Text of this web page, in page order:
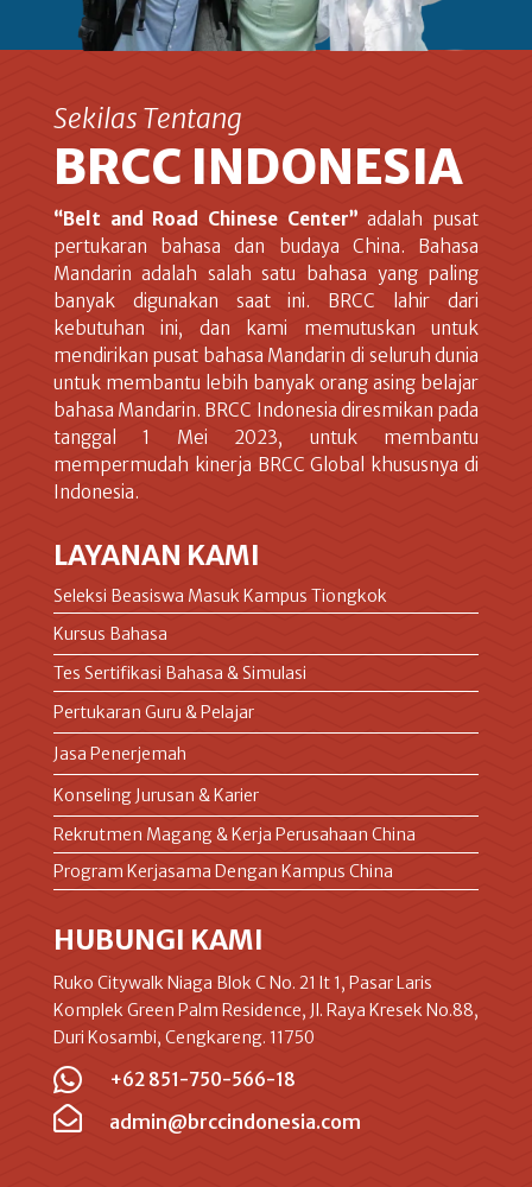
Sekilas Tentang
BRCC INDONESIA
“Belt and Road Chinese Center” adalah pusat
pertukaran bahasa dan budaya China. Bahasa
Mandarin adalah salah satu bahasa yang paling
banyak digunakan saat ini. BRCC lahir dari
kebutuhan ini, dan kami memutuskan untuk
mendirikan pusat bahasa Mandarin di seluruh dunia
untuk membantu lebih banyak orang asing belajar
bahasa Mandarin. BRCC Indonesia diresmikan pada
tanggal 1 Mei 2023, untuk membantu
mempermudah kinerja BRCC Global khususnya di
Indonesia.
LAYANAN KAMI
Seleksi Beasiswa Masuk Kampus Tiongkok
Kursus Bahasa
Tes Sertifikasi Bahasa & Simulasi
Pertukaran Guru & Pelajar
Jasa Penerjemah
Konseling Jurusan & Karier
Rekrutmen Magang & Kerja Perusahaan China
Program Kerjasama Dengan Kampus China
HUBUNGI KAMI
Ruko Citywalk Niaga Blok C No. 21 lt 1, Pasar Laris
Komplek Green Palm Residence, Jl. Raya Kresek No.88,
Duri Kosambi, Cengkareng. 11750
 +62 851-750-566-18
 admin@brccindonesia.com